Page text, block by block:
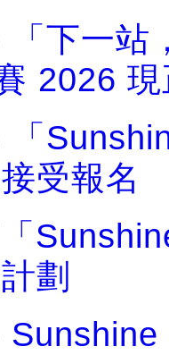
「下一
2026
「
受報名
「
劃